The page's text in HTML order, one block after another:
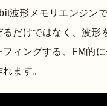
波形メモリエンジン
るだけではなく、波形
フィングする、FM的
ます。